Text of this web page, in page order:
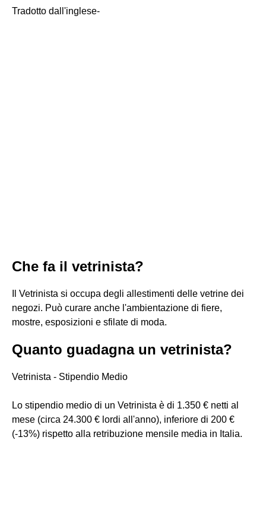
Tradotto dall'inglese-
Che fa il vetrinista?
Il Vetrinista si occupa degli allestimenti delle vetrine dei
negozi. Può curare anche l'ambientazione di fiere,
mostre, esposizioni e sfilate di moda.
Quanto guadagna un vetrinista?
Vetrinista - Stipendio Medio
Lo stipendio medio di un Vetrinista è di 1.350 € netti al
mese (circa 24.300 € lordi all'anno), inferiore di 200 €
(-13%) rispetto alla retribuzione mensile media in Italia.